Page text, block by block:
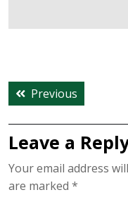
Post
navigation
Previous
post:
Leave a
Your email address
are marked *